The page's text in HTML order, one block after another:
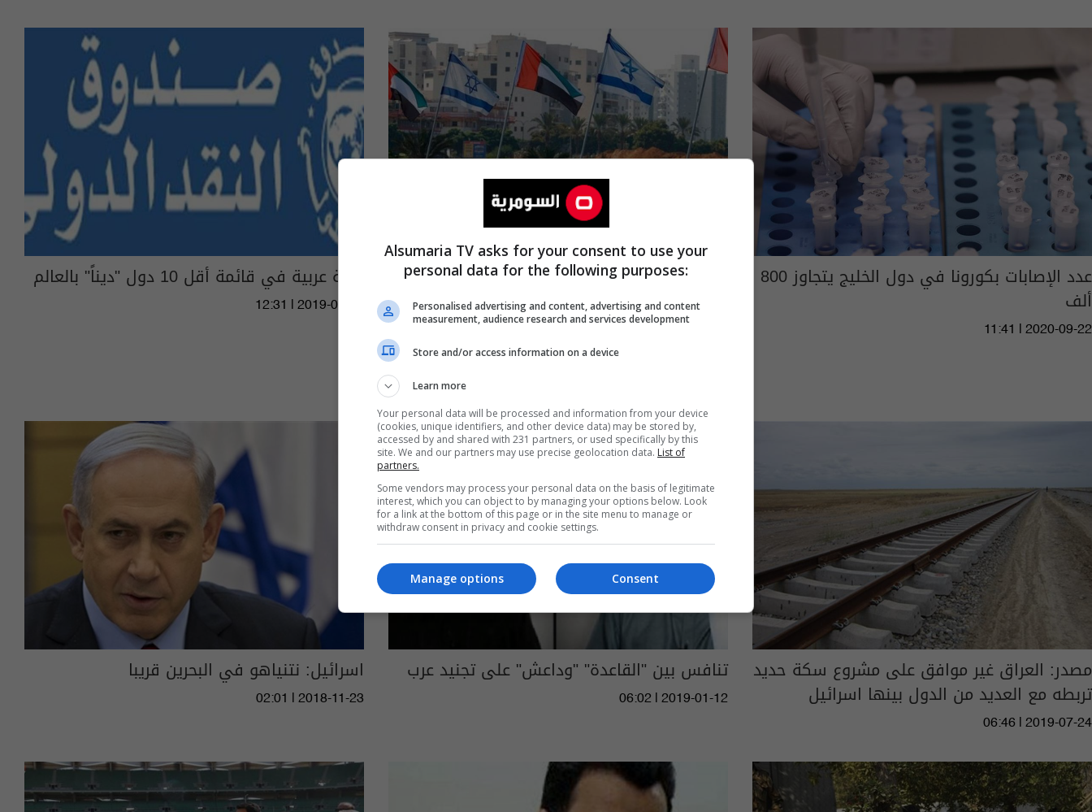
عدد الإصابات بكورونا في دول الخليج يتجاوز 800
ألف
11:41 | 2020-09-22
إسرائيل تتوقع وصول التبادل التجاري مع الامارات
إلى 6.5 مليار دولار
دولة عربية في قائمة أقل 10 دول "ديناً" بالعالم
12:31 | 2019-09-29
مصدر: العراق غير موافق على مشروع سكة حديد
تربطه مع العديد من الدول بينها اسرائيل
06:46 | 2019-07-24
تنافس بين "القاعدة" "وداعش" على تجنيد عرب
06:02 | 2019-01-12
اسرائيل: نتنياهو في البحرين قريبا
02:01 | 2018-11-23
Alsumaria TV asks for your consent to use your
personal data for the following purposes:
Personalised advertising and content, advertising and content
measurement, audience research and services development
Store and/or access information on a device
Learn more
Your personal data will be processed and information from your device
(cookies, unique identifiers, and other device data) may be stored by,
accessed by and shared with 231 partners, or used specifically by this
site. We and our partners may use precise geolocation data. List of
partners.
Some vendors may process your personal data on the basis of legitimate
interest, which you can object to by managing your options below. Look
for a link at the bottom of this page or in the site menu to manage or
withdraw consent in privacy and cookie settings.
Consent
Manage options